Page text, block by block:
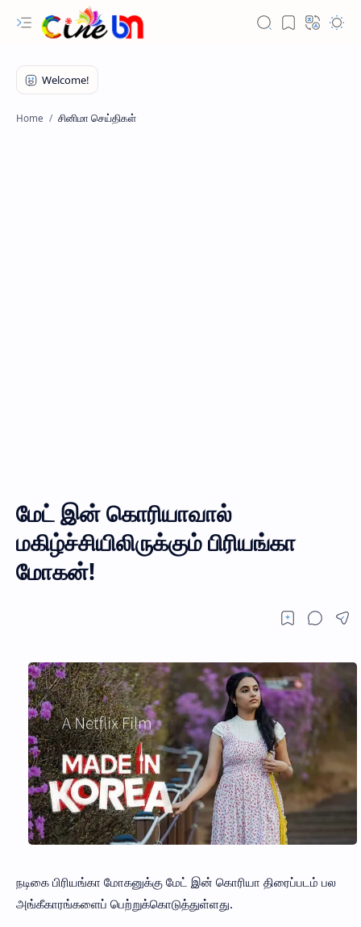
Home சினிமா செய்திகள்
மேட் இன் கொரியாவால்
மகிழ்ச்சியிலிருக்கும் பிரியங்கா
மோகன்!
நடிகை பிரியங்கா மோகனுக்கு மேட் இன் கொரியா திரைப்படம் பல
அங்கீகாரங்களைப் பெற்றுக்கொடுத்துள்ளது.